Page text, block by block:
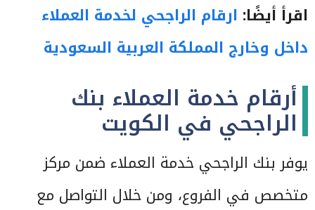
اقرأ أيضًا: ارقام الراجحي لخدمة العملاء
داخل وخارج المملكة العربية السعودية
أرقام خدمة العملاء بنك
الراجحي في الكويت
يوفر بنك الراجحي خدمة العملاء ضمن مركز
متخصص في الفروع، ومن خلال التواصل مع